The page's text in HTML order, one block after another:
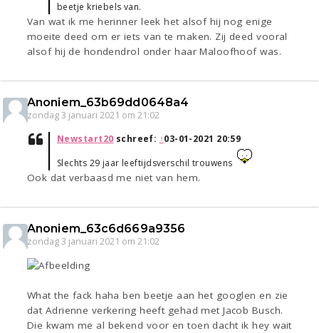
beetje kriebels van.
Van wat ik me herinner leek het alsof hij nog enige
moeite deed om er iets van te maken. Zij deed vooral
alsof hij de hondendrol onder haar Maloofhoof was.
Anoniem_63b69dd0648a4
zondag 3 januari 2021 om 21:02
Newstart20 schreef: ↑03-01-2021 20:59
Slechts 29 jaar leeftijdsverschil trouwens
Ook dat verbaasd me niet van hem.
Anoniem_63c6d669a9356
zondag 3 januari 2021 om 21:02
What the fack haha ben beetje aan het googlen en zie
dat Adrienne verkering heeft gehad met Jacob Busch.
Die kwam me al bekend voor en toen dacht ik hey wait